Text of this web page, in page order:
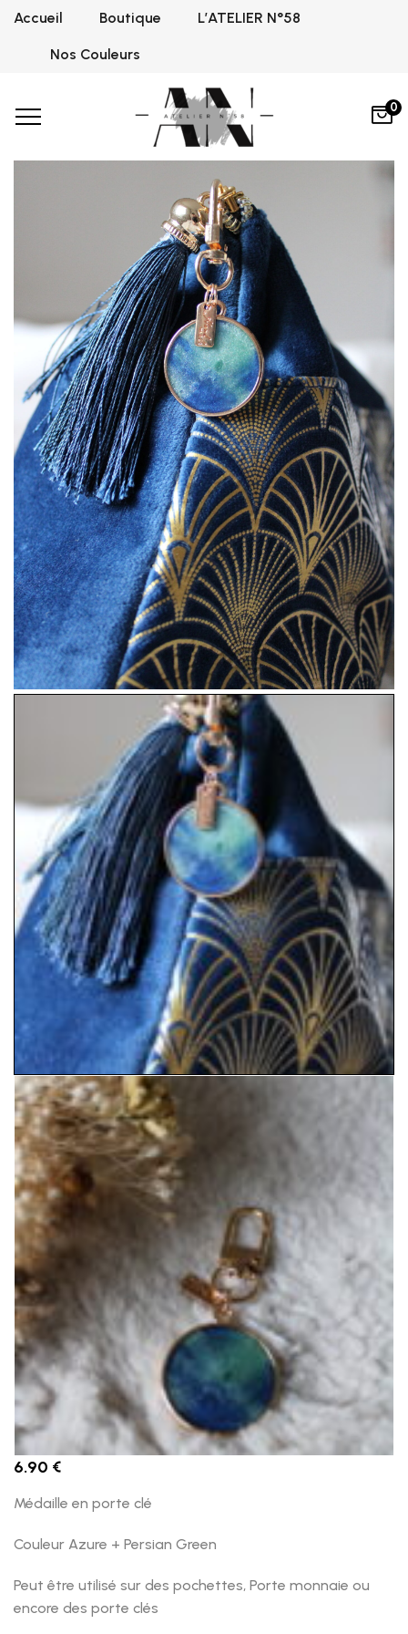
Accueil Boutique L’ATELIER N°58
Nos Couleurs
0
Home Médaille,Azure ,Persian green
6.90 €
Médaille en porte clé
Couleur Azure + Persian Green
Peut être utilisé sur des pochettes, Porte monnaie ou
encore des porte clés